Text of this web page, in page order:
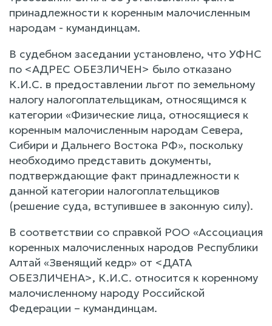
принадлежности к коренным малочисленным
народам - кумандинцам.
В судебном заседании установлено, что УФНС
по <АДРЕС ОБЕЗЛИЧЕН> было отказано
К.И.С. в предоставлении льгот по земельному
налогу налогоплательщикам, относящимся к
категории «Физические лица, относящиеся к
коренным малочисленным народам Севера,
Сибири и Дальнего Востока РФ», поскольку
необходимо представить документы,
подтверждающие факт принадлежности к
данной категории налогоплательщиков
(решение суда, вступившее в законную силу).
В соответствии со справкой РОО «Ассоциация
коренных малочисленных народов Республики
Алтай «Звенящий кедр» от <ДАТА
ОБЕЗЛИЧЕНА>, К.И.С. относится к коренному
малочисленному народу Российской
Федерации – кумандинцам.